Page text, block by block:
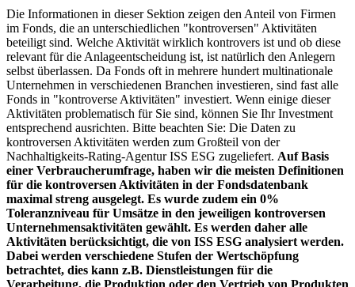
Die Informationen in dieser Sektion zeigen den Anteil von Firmen
im Fonds, die an unterschiedlichen "kontroversen" Aktivitäten
beteiligt sind. Welche Aktivität wirklich kontrovers ist und ob diese
relevant für die Anlageentscheidung ist, ist natürlich den Anlegern
selbst überlassen. Da Fonds oft in mehrere hundert multinationale
Unternehmen in verschiedenen Branchen investieren, sind fast alle
Fonds in "kontroverse Aktivitäten" investiert. Wenn einige dieser
Aktivitäten problematisch für Sie sind, können Sie Ihr Investment
entsprechend ausrichten. Bitte beachten Sie: Die Daten zu
kontroversen Aktivitäten werden zum Großteil von der
Nachhaltigkeits-Rating-Agentur ISS ESG zugeliefert. Auf Basis
einer Verbraucherumfrage, haben wir die meisten Definitionen
für die kontroversen Aktivitäten in der Fondsdatenbank
maximal streng ausgelegt. Es wurde zudem ein 0%
Toleranzniveau für Umsätze in den jeweiligen kontroversen
Unternehmensaktivitäten gewählt. Es werden daher alle
Aktivitäten berücksichtigt, die von ISS ESG analysiert werden.
Dabei werden verschiedene Stufen der Wertschöpfung
betrachtet, dies kann z.B. Dienstleistungen für die
Verarbeitung, die Produktion oder den Vertrieb von Produkten